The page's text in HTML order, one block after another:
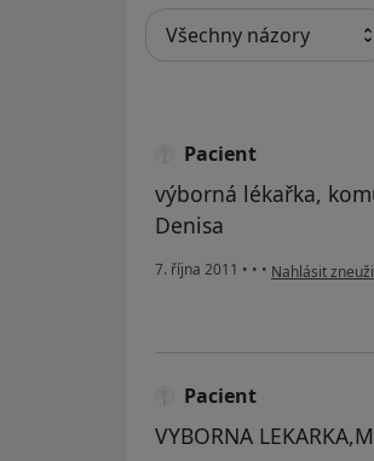
Pacient
výborná lékařka,
Denisa
7. října 2011 • • • podle názoru
Nahlásit
Pacient
VYBORNA